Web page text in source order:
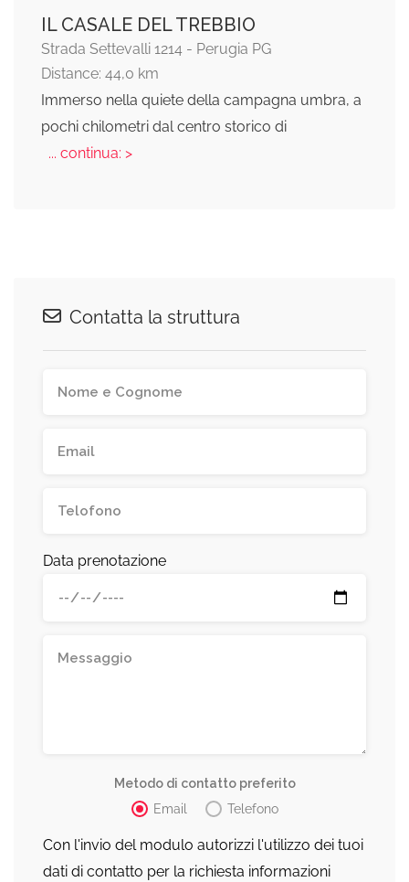
IL CASALE DEL TREBBIO
Strada Settevalli 1214 - Perugia PG
Distance: 44,0 km
Immerso nella quiete della campagna umbra, a
pochi chilometri dal centro storico di
... continua: >
Contatta la struttura
Data prenotazione
Metodo di contatto preferito
Email
Telefono
Con l'invio del modulo autorizzi l'utilizzo dei tuoi
dati di contatto per la richiesta informazioni